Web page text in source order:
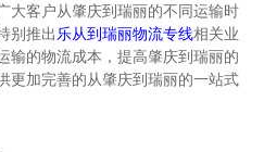
大客户从肇庆到瑞丽的不同运输时
别推出 乐从到瑞丽物流专线相关业
输的物流成本，提高肇庆到瑞丽的
更加完善的从肇庆到瑞丽的一站式